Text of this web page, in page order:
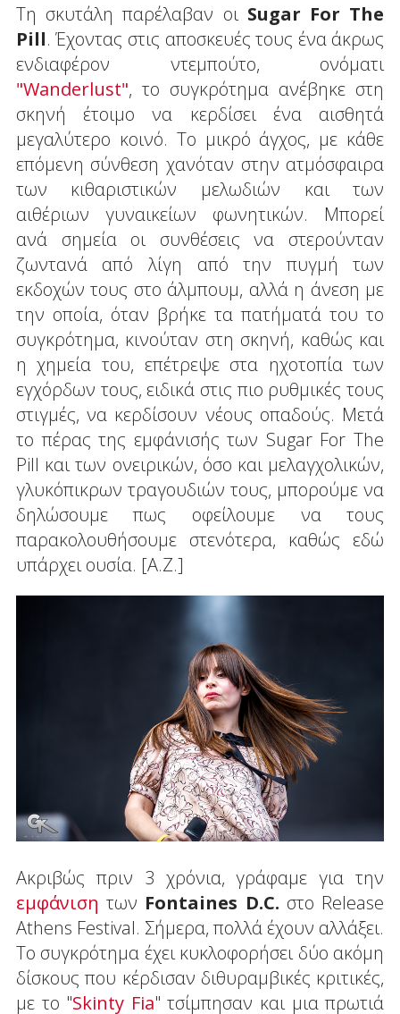
Τη σκυτάλη παρέλαβαν οι Sugar For The
Pill. Έχοντας στις αποσκευές τους ένα άκρως
ενδιαφέρον ντεμπούτο, ονόματι
"Wanderlust", το συγκρότημα ανέβηκε στη
σκηνή έτοιμο να κερδίσει ένα αισθητά
μεγαλύτερο κοινό. Το μικρό άγχος, με κάθε
επόμενη σύνθεση χανόταν στην ατμόσφαιρα
των κιθαριστικών μελωδιών και των
αιθέριων γυναικείων φωνητικών. Μπορεί
ανά σημεία οι συνθέσεις να στερούνταν
ζωντανά από λίγη από την πυγμή των
εκδοχών τους στο άλμπουμ, αλλά η άνεση με
την οποία, όταν βρήκε τα πατήματά του το
συγκρότημα, κινούταν στη σκηνή, καθώς και
η χημεία του, επέτρεψε στα ηχοτοπία των
εγχόρδων τους, ειδικά στις πιο ρυθμικές τους
στιγμές, να κερδίσουν νέους οπαδούς. Μετά
το πέρας της εμφάνισής των Sugar For The
Pill και των ονειρικών, όσο και μελαγχολικών,
γλυκόπικρων τραγουδιών τους, μπορούμε να
δηλώσουμε πως οφείλουμε να τους
παρακολουθήσουμε στενότερα, καθώς εδώ
υπάρχει ουσία. [Α.Ζ.]
Ακριβώς πριν 3 χρόνια, γράφαμε για την
εμφάνιση των Fontaines D.C. στο Release
Athens Festival. Σήμερα, πολλά έχουν αλλάξει.
Το συγκρότημα έχει κυκλοφορήσει δύο ακόμη
δίσκους που κέρδισαν διθυραμβικές κριτικές,
με το "Skinty Fia" τσίμπησαν και μια πρωτιά